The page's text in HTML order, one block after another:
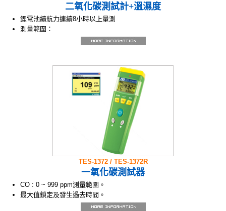
二氧化碳測試計+溫濕度
鋰電池續航力連續8小時以上量測
測量範圍：
CO2 ：0~6,000 ppm，擴散式取樣。
免維護雙波長非色散式紅外線(NDIR)
二氧化碳CO2感應器
連續式及手動式資料儲存與讀取
資料鎖定及最大讀值/最小讀值鎖定與
使用可充電鋰離子電池TES-1372 / TES-1372R
一氧化碳測試器
CO : 0 ~ 999 ppm測量範圍。
最大值鎖定及發生過去時間。